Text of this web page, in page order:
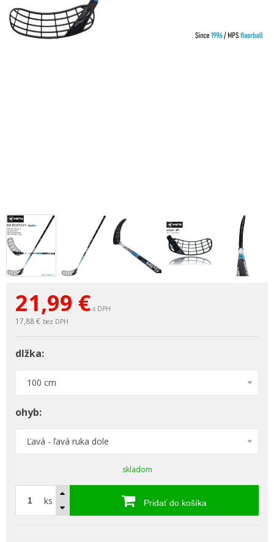
21,99 € s DPH
17,88 € bez DPH
dlžka:
100 cm
ohyb:
Ľavá - ľavá ruka dole
skladom
ks Pridať do košíka